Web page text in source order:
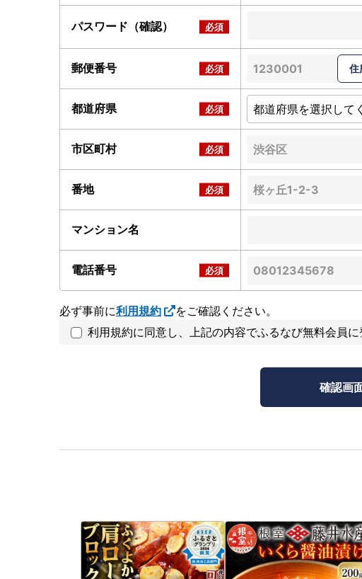
パスワード（確認）
郵便番号
都道府県
市区町村
番地
マンション名
電話番号
必ず事前に利用規約
をご確認ください。
利用規約に同意し、上記の内容でふるなび無料会員に